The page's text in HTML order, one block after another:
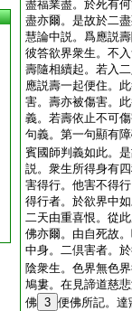
盡福業盡。於死有
盡亦爾。是故於二
慧論中説。爲應説
彼答欲界衆生。不
壽隨相續起。若入
應説壽一起便住。
害。壽亦被傷害。
義。若壽依止不可
句義。第一句顯有
賓國師判義如此。
説。衆生所得身有
害得行。他害不得
得行者。於欲界中
二天由重喜恨。從
佛亦爾。由自死故
中身。二倶害者。
陰衆生。色界無色
鳩婁。在見諦道慈
佛 3 便佛所記。達